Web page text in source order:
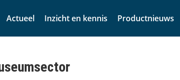
Actueel Inzicht en kennis Productnieuws